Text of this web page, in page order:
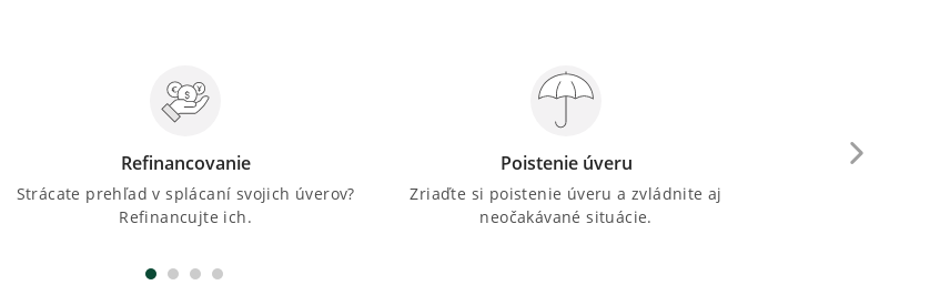
Refinancovanie
Strácate prehľad v splácaní svojich úverov?
Refinancujte ich.
Poistenie úveru
Zriaďte si poistenie úveru a zvládnite aj
neočakávané situácie.